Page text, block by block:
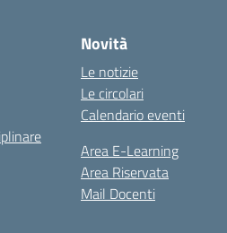
Novità
Le notizie
Le circolari
Calendario eventi
Area E-Learning
Area Riservata
Mail Docenti